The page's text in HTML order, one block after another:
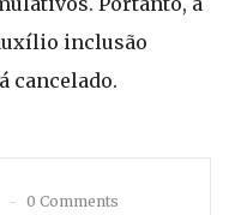
inclusão
cancelado.
0 Comments